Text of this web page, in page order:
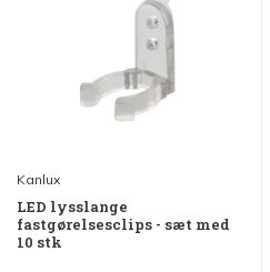
Kanlux
LED lysslange
fastgørelsesclips - sæt med
10 stk